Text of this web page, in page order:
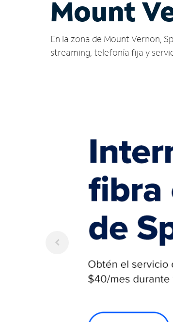
Mount
En la zona de Mount Vernon,
streaming, telefonía fija y